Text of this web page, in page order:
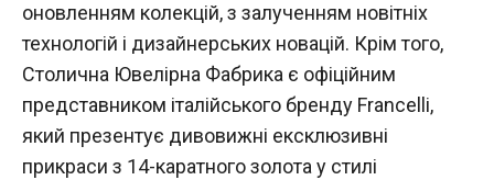
оновленням колекцій, з залученням новітніх
технологій і дизайнерських новацій. Крім того,
Столична Ювелірна Фабрика є офіційним
представником італійського бренду Francelli,
який презентує дивовижні ексклюзивні
прикраси з 14-каратного золота у стилі